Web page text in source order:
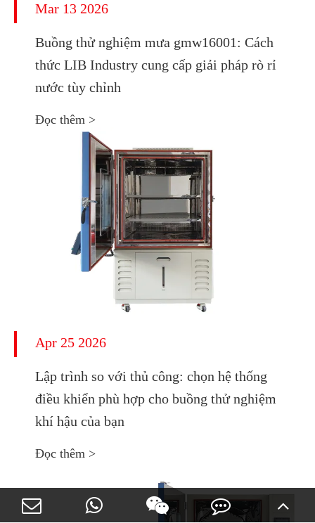
Mar 13 2026
Buồng thử nghiệm mưa gmw16001: Cách
thức LIB Industry cung cấp giải pháp rò rỉ
nước tùy chỉnh
Đọc thêm >
Apr 25 2026
Lập trình so với thủ công: chọn hệ thống
điều khiển phù hợp cho buồng thử nghiệm
khí hậu của bạn
Đọc thêm >